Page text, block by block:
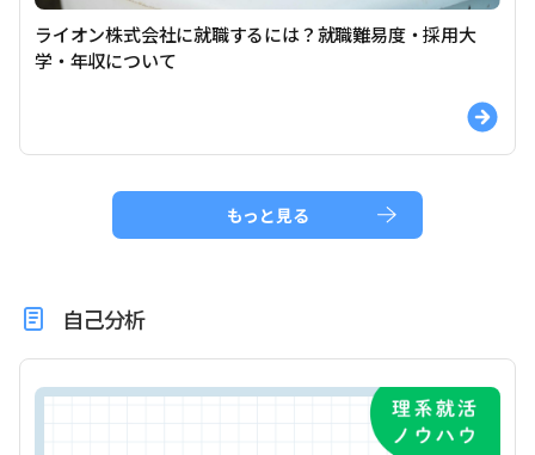
ライオン株式会社に就職するには？就職難易度・採用大
学・年収について
もっと見る
自己分析